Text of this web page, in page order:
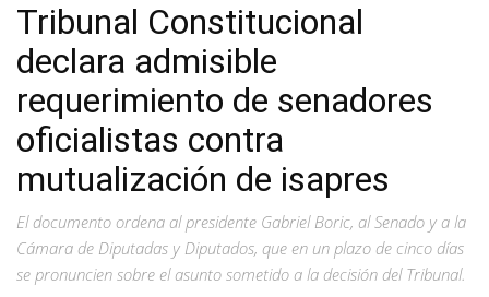
Tribunal Constitucional
declara admisible
requerimiento de senadores
oficialistas contra
mutualización de isapres
El documento ordena al presidente Gabriel Boric, al Senado y a la
Cámara de Diputadas y Diputados, que en un plazo de cinco días
se pronuncien sobre el asunto sometido a la decisión del Tribunal.